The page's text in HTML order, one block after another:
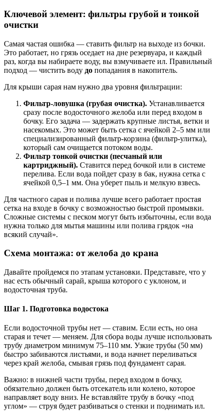
Ключевой элемент: фильтры грубой и тонкой
очистки
Самая частая ошибка — ставить фильтр на выходе из бочки.
Это работает, но грязь оседает на дне резервуара, и каждый
раз, когда вы набираете воду, вы взмучиваете ил. Правильный
подход — чистить воду до попадания в накопитель.
Для крыши сарая нам нужно два уровня фильтрации:
Фильтр-ловушка (грубая очистка). Устанавливается
сразу после водосточного желоба или перед входом в
бочку. Его задача — задержать крупные листья, ветки и
насекомых. Это может быть сетка с ячейкой 2–5 мм или
специализированный фильтр-корзина (фильтр-улитка),
который сам очищается потоком воды.
Фильтр тонкой очистки (песчаный или
картриджный). Ставится перед бочкой или в системе
перелива. Если вода пойдет сразу в бак, нужна сетка с
ячейкой 0,5–1 мм. Она уберет пыль и мелкую взвесь.
Для частного сарая и полива лучше всего работает простая
сетка на входе в бочку с возможностью быстрой промывки.
Сложные системы с песком могут быть избыточны, если вода
нужна только для мытья машины или полива грядок «на
всякий случай».
Схема монтажа: от желоба до крана
Давайте пройдемся по этапам установки. Представьте, что у
нас есть обычный сарай, крыша которого с уклоном, и
водосточная труба.
Шаг 1. Подготовка водостока
Если водосточной трубы нет — ставим. Если есть, но она
старая и течет — меняем. Для сбора воды лучше использовать
трубу диаметром минимум 75–110 мм. Узкие трубы (50 мм)
быстро забиваются листьями, и вода начнет переливаться
через край желоба, смывая грязь под фундамент сарая.
Важно: в нижней части трубы, перед входом в бочку,
обязательно должен быть отсекатель или колено, которое
направляет воду вниз. Не вставляйте трубу в бочку «под
углом» — струя будет разбиваться о стенки и поднимать ил.